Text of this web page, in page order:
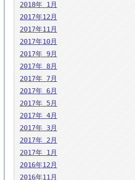
2018年 1月
2017年12月
2017年11月
2017年10月
2017年 9月
2017年 8月
2017年 7月
2017年 6月
2017年 5月
2017年 4月
2017年 3月
2017年 2月
2017年 1月
2016年12月
2016年11月